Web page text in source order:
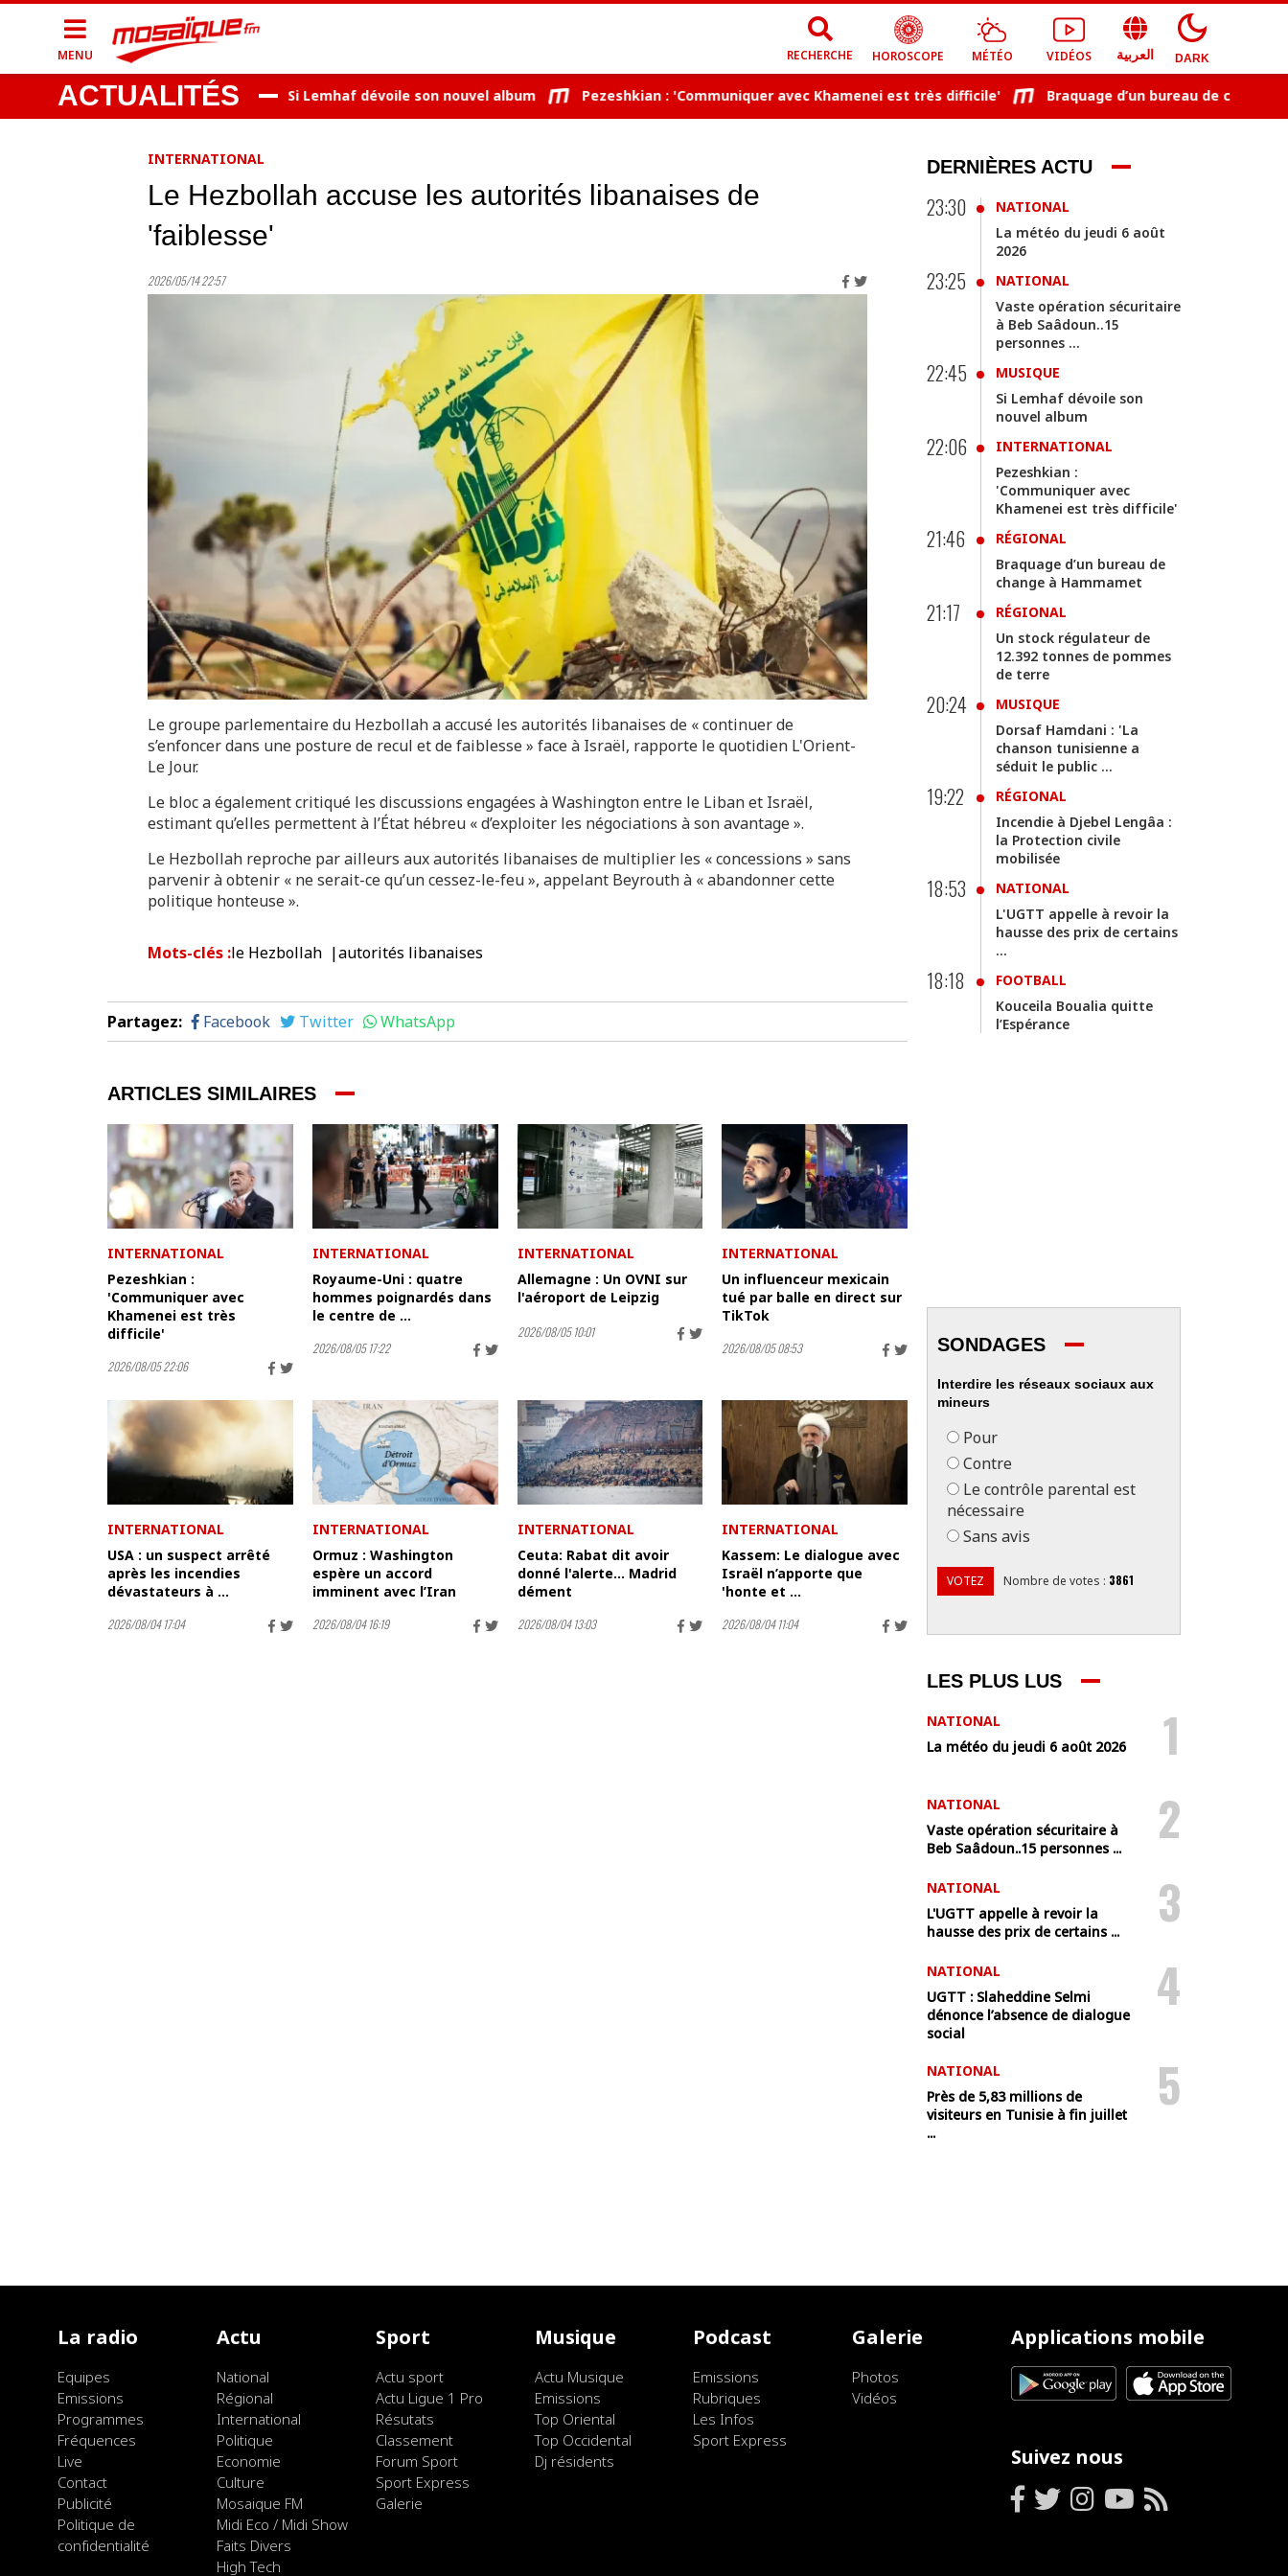
MENU RECHERCHE HOROSCOPE MÉTÉO VIDÉOS العربية DARK
ACTUALITÉS
personnes arrêtées Si Lemhaf dévoile son nouvel album Pezeshkian : 'Communiquer avec Khamenei est très difficile' Braquage d’un bureau de change à
INTERNATIONAL
Le Hezbollah accuse les autorités libanaises de
'faiblesse'
2026/05/14 22:57
Le groupe parlementaire du Hezbollah a accusé les autorités libanaises de « continuer de
s’enfoncer dans une posture de recul et de faiblesse » face à Israël, rapporte le quotidien L'Orient-
Le Jour.
Le bloc a également critiqué les discussions engagées à Washington entre le Liban et Israël,
estimant qu’elles permettent à l’État hébreu « d’exploiter les négociations à son avantage ».
Le Hezbollah reproche par ailleurs aux autorités libanaises de multiplier les « concessions » sans
parvenir à obtenir « ne serait-ce qu’un cessez-le-feu », appelant Beyrouth à « abandonner cette
politique honteuse ».
Mots-clés:le Hezbollah autorités libanaises
Partagez: Facebook Twitter WhatsApp
ARTICLES SIMILAIRES
INTERNATIONAL
Pezeshkian :
'Communiquer avec
Khamenei est très
difficile'
2026/08/05 22:06
INTERNATIONAL
Royaume-Uni : quatre
hommes poignardés dans
le centre de ...
2026/08/05 17:22
INTERNATIONAL
Allemagne : Un OVNI sur
l'aéroport de Leipzig
2026/08/05 10:01
INTERNATIONAL
Un influenceur mexicain
tué par balle en direct sur
TikTok
2026/08/05 08:53
INTERNATIONAL
USA : un suspect arrêté
après les incendies
dévastateurs à ...
2026/08/04 17:04
INTERNATIONAL
Ormuz : Washington
espère un accord
imminent avec l’Iran
2026/08/04 16:19
INTERNATIONAL
Ceuta: Rabat dit avoir
donné l'alerte... Madrid
dément
2026/08/04 13:03
INTERNATIONAL
Kassem: Le dialogue avec
Israël n’apporte que
'honte et ...
2026/08/04 11:04
DERNIÈRES ACTU
23:30
NATIONAL
La météo du jeudi 6 août
2026
23:25
NATIONAL
Vaste opération sécuritaire
à Beb Saâdoun..15
personnes ...
22:45
MUSIQUE
Si Lemhaf dévoile son
nouvel album
22:06
INTERNATIONAL
Pezeshkian :
'Communiquer avec
Khamenei est très difficile'
21:46
RÉGIONAL
Braquage d’un bureau de
change à Hammamet
21:17
RÉGIONAL
Un stock régulateur de
12.392 tonnes de pommes
de terre
20:24
MUSIQUE
Dorsaf Hamdani : 'La
chanson tunisienne a
séduit le public ...
19:22
RÉGIONAL
Incendie à Djebel Lengâa :
la Protection civile
mobilisée
18:53
NATIONAL
L'UGTT appelle à revoir la
hausse des prix de certains
...
18:18
FOOTBALL
Kouceila Boualia quitte
l’Espérance
SONDAGES
Interdire les réseaux sociaux aux
mineurs
Pour
Contre
Le contrôle parental est
nécessaire
Sans avis
VOTEZ Nombre de votes : 3861
LES PLUS LUS
NATIONAL
La météo du jeudi 6 août 2026
1
NATIONAL
Vaste opération sécuritaire à
Beb Saâdoun..15 personnes ...
2
NATIONAL
L'UGTT appelle à revoir la
hausse des prix de certains ...
3
NATIONAL
UGTT : Slaheddine Selmi
dénonce l’absence de dialogue
social
4
NATIONAL
Près de 5,83 millions de
visiteurs en Tunisie à fin juillet
...
5
La radio
Equipes
Emissions
Programmes
Fréquences
Live
Contact
Publicité
Politique de
confidentialité
Actu
National
Régional
International
Politique
Economie
Culture
Mosaique FM
Midi Eco / Midi Show
Faits Divers
High Tech
Sport
Actu sport
Actu Ligue 1 Pro
Résutats
Classement
Forum Sport
Sport Express
Galerie
Musique
Actu Musique
Emissions
Top Oriental
Top Occidental
Dj résidents
Podcast
Emissions
Rubriques
Les Infos
Sport Express
Galerie
Photos
Vidéos
Applications mobile
Suivez nous